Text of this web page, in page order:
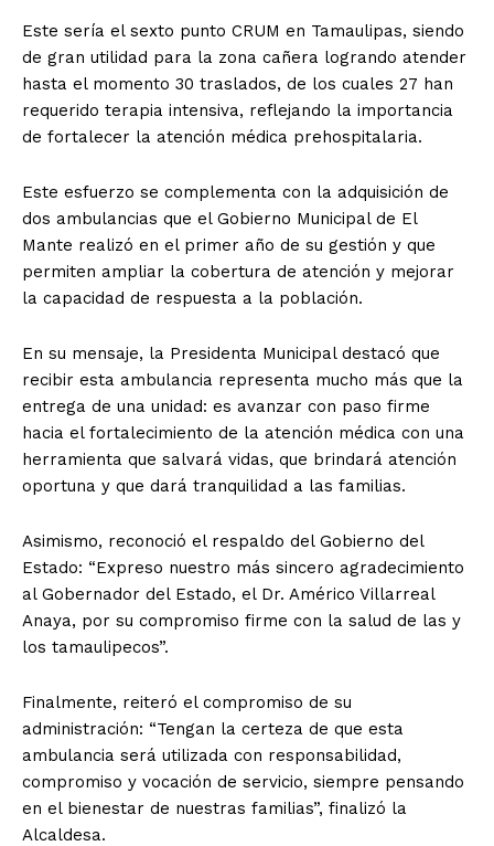
Este sería el sexto punto CRUM en Tamaulipas, siendo
de gran utilidad para la zona cañera logrando atender
hasta el momento 30 traslados, de los cuales 27 han
requerido terapia intensiva, reflejando la importancia
de fortalecer la atención médica prehospitalaria.
Este esfuerzo se complementa con la adquisición de
dos ambulancias que el Gobierno Municipal de El
Mante realizó en el primer año de su gestión y que
permiten ampliar la cobertura de atención y mejorar
la capacidad de respuesta a la población.
En su mensaje, la Presidenta Municipal destacó que
recibir esta ambulancia representa mucho más que la
entrega de una unidad: es avanzar con paso firme
hacia el fortalecimiento de la atención médica con una
herramienta que salvará vidas, que brindará atención
oportuna y que dará tranquilidad a las familias.
Asimismo, reconoció el respaldo del Gobierno del
Estado: “Expreso nuestro más sincero agradecimiento
al Gobernador del Estado, el Dr. Américo Villarreal
Anaya, por su compromiso firme con la salud de las y
los tamaulipecos”.
Finalmente, reiteró el compromiso de su
administración: “Tengan la certeza de que esta
ambulancia será utilizada con responsabilidad,
compromiso y vocación de servicio, siempre pensando
en el bienestar de nuestras familias”, finalizó la
Alcaldesa.